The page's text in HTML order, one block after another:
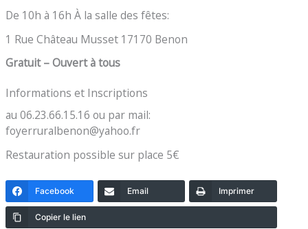
De 10h à 16h À la salle des fêtes:
1 Rue Château Musset 17170 Benon
Gratuit – Ouvert à tous
Informations et Inscriptions
au 06.23.66.15.16 ou par mail:
foyerruralbenon@yahoo.fr
Restauration possible sur place 5€
Facebook Email Imprimer
Copier le lien